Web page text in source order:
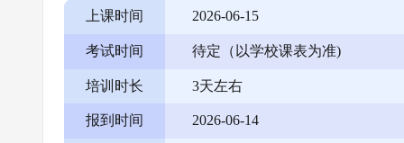
上课时间 2026-06-15
考试时间 待定（以学校课表为准)
培训时长 3天左右
报到时间 2026-06-14